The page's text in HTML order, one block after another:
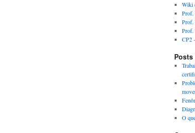
Wiki
Prof.
Prof.
Prof.
CP2
O